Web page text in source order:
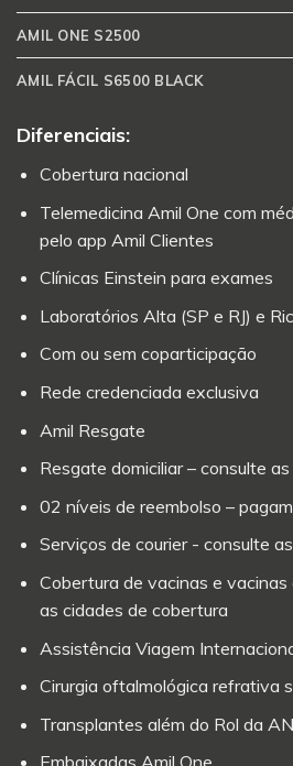
AMIL ONE S2500
AMIL FÁCIL S6500 BLACK
Diferenciais:
Cobertura nacional
Telemedicina Amil One com
pelo app Amil Clientes
Clínicas Einstein para exames
Laboratórios Alta (SP e RJ) e
Com ou sem coparticipação
Rede credenciada exclusiva
Amil Resgate
Resgate domiciliar – consulte
02 níveis de reembolso –
Serviços de courier - consulte
Cobertura de vacinas e
as cidades de cobertura
Assistência Viagem
Cirurgia oftalmológica refrativa
Transplantes além do Rol da